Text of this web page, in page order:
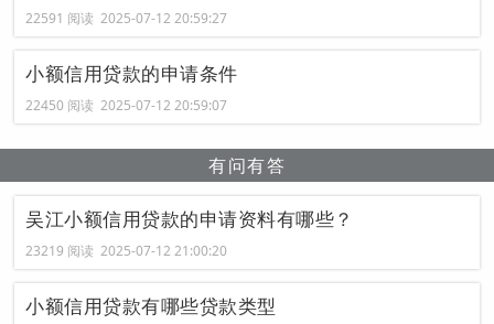
22591 阅读 2025-07-12 20:59:27
小额信用贷款的申请条件
22450 阅读 2025-07-12 20:59:07
有问有答
吴江小额信用贷款的申请资料有哪些？
23219 阅读 2025-07-12 21:00:20
小额信用贷款有哪些贷款类型